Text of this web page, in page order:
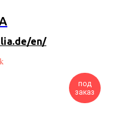
en/
под
заказ